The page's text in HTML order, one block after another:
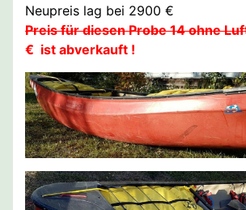
Neupreis lag bei 2900 €
Preis für diesen Probe 14 ohne
€ ist abverkauft !